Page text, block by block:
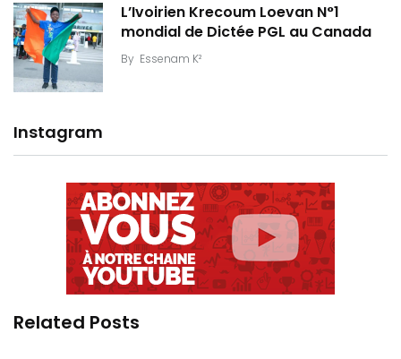
L’Ivoirien Krecoum Loevan N°1
mondial de Dictée PGL au Canada
By Essenam K²
Instagram
Related Posts